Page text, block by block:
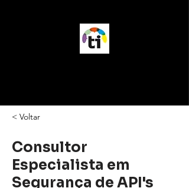
< Voltar
Consultor
Especialista em
Segurança de API's